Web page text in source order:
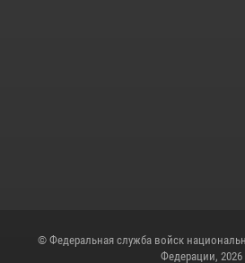
© Федеральная служба войск
Федерации, 2026